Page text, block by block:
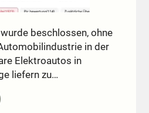
beschlossen, ohne
in der
Elektroautos in
liefern zu…